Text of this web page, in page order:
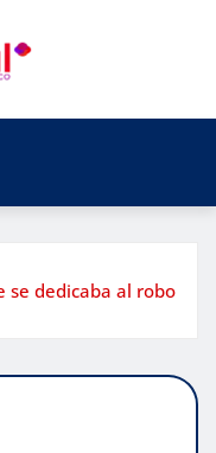
se dedicaba al robo